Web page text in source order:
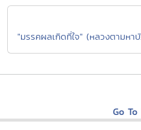
"มรรคผลเกิดที่ใจ" (หลวงตามห
Go To